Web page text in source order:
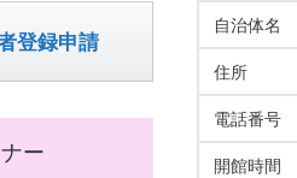
自治体名
住所
電話番号
開館時間
登録申請
ー